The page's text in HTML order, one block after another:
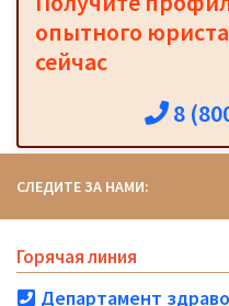
опытного
сейчас
8
СЛЕДИТЕ ЗА НАМИ:
Горячая линия
Департамент